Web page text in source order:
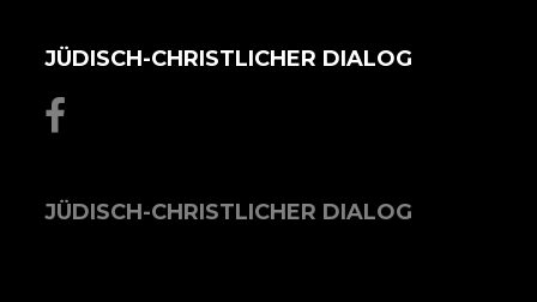
JÜDISCH-CHRISTLICHER DIALOG
JÜDISCH-CHRISTLICHER DIALOG